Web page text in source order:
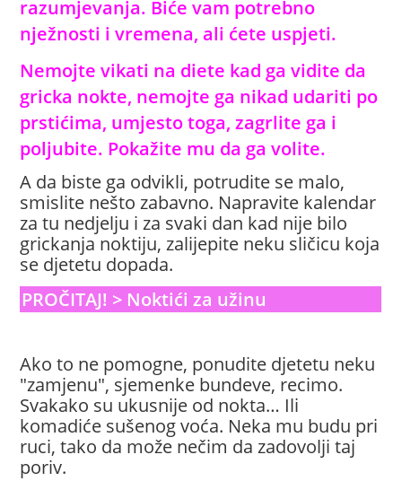
razumjevanja. Biće vam potrebno
nježnosti i vremena, ali ćete uspjeti.
Nemojte vikati na diete kad ga vidite da
gricka nokte, nemojte ga nikad udariti po
prstićima, umjesto toga, zagrlite ga i
poljubite. Pokažite mu da ga volite.
A da biste ga odvikli, potrudite se malo,
smislite nešto zabavno. Napravite kalendar
za tu nedjelju i za svaki dan kad nije bilo
grickanja noktiju, zalijepite neku sličicu koja
se djetetu dopada.
PROČITAJ! > Noktići za užinu
Ako to ne pomogne, ponudite djetetu neku
"zamjenu", sjemenke bundeve, recimo.
Svakako su ukusnije od nokta… Ili
komadiće sušenog voća. Neka mu budu pri
ruci, tako da može nečim da zadovolji taj
poriv.